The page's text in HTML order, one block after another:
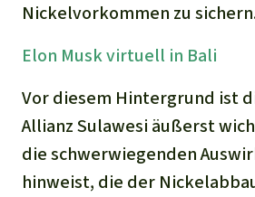
Nickelvorkommen zu
Elon Musk virtuell in Bali
Vor diesem Hintergrund ist
Allianz Sulawesi äußerst
die schwerwiegenden
hinweist, die der